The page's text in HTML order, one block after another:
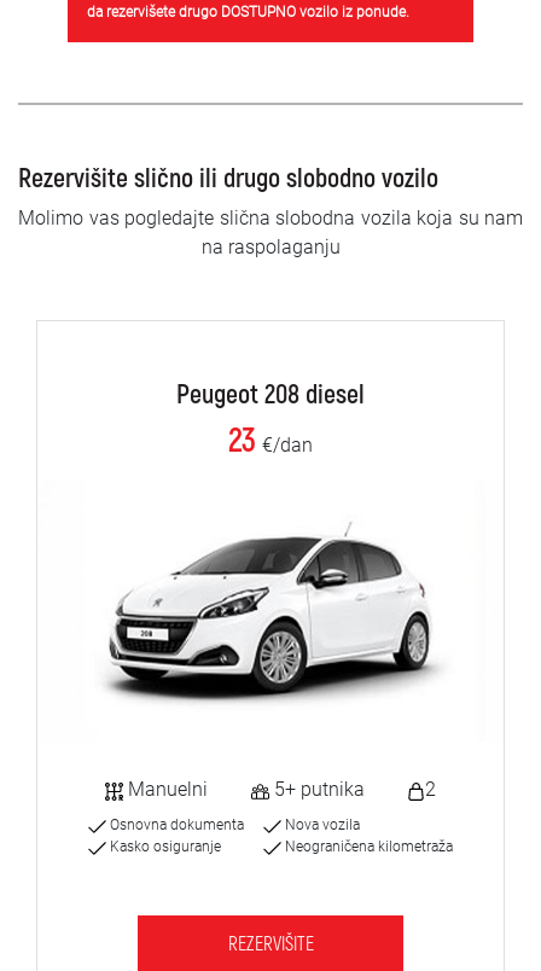
da rezervišete drugo DOSTUPNO vozilo iz ponude.
Rezervišite slično ili drugo slobodno vozilo
Molimo vas pogledajte slična slobodna vozila koja su nam
na raspolaganju
Peugeot 208 diesel
23 €/dan
Manuelni 5+ putnika 2
Osnovna dokumenta
Kasko osiguranje
Nova vozila
Neograničena kilometraža
REZERVIŠITE